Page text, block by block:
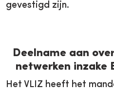
gevestigd zijn.
Deelname aan
netwerken inzake
Het VLIZ heeft het